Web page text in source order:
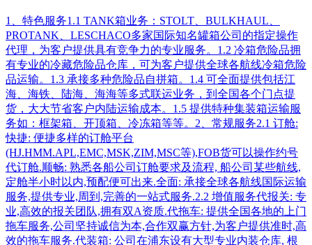
1、特色服务1.1 TANK箱业务：STOLT、BULKHAUL、
PROTANK、LESCHACO多家国际知名罐箱公司的指定操作
代理，为客户提供具有竞争力的专业服务。1.2 冷箱危险品拥
有专业的冷藏危险品仓库，可为客户提供全球各航线冷箱危险
品运输。1.3 承接多种危险品自拼箱。1.4 可全面提供包括江
海、海铁、陆海、海海等多式联运业务，到全国各个门点提
货，大大节省客户内陆运输成本。1.5 提供特种集装箱运输服
务如：框架箱、开顶箱、冷冻箱等等。2、常规服务2.1 订舱:
快捷: 便捷多样的订舱平台
(HJ.HMM.APL,EMC,MSK,ZIM,MSC等),FOB货可以操作约号
代订舱.顺畅: 熟悉各船公司订舱要求及流程, 船公司某些航线,
定舱半小时以内,预配便可出来.全面: 承接全球各航线国际运输
服务,提供专业,周到,完善的一站式服务.2.2 增值服务代报关: 专
业,高效的报关团队,拥有双A资质.代拖车: 提供全国各地的上门
拖车服务,公司坚持诚信为本,合作双赢方针,为客户提供准时,高
效的拖车服务.代装箱: 公司在浦东设有大型专业内装仓库, 根